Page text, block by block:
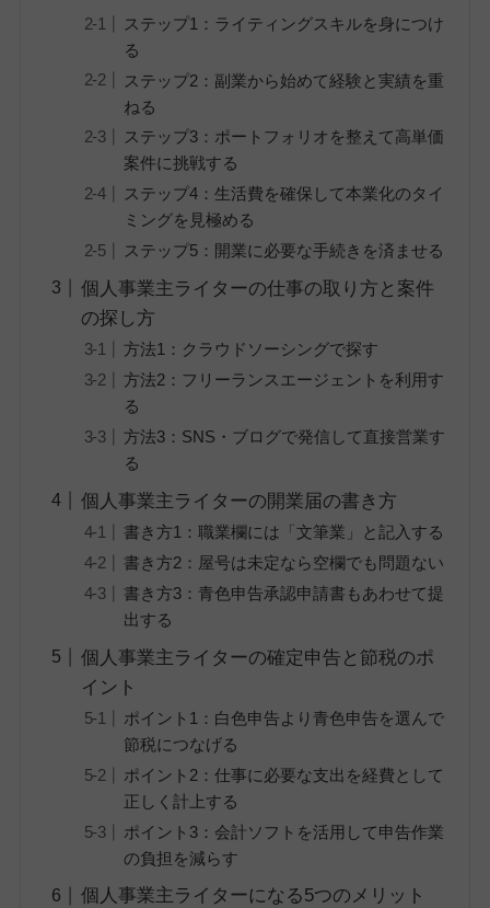
ステップ1：ライティングスキルを身につけ
る
ステップ2：副業から始めて経験と実績を重
ねる
ステップ3：ポートフォリオを整えて高単価
案件に挑戦する
ステップ4：生活費を確保して本業化のタイ
ミングを見極める
ステップ5：開業に必要な手続きを済ませる
個人事業主ライターの仕事の取り方と案件
の探し方
方法1：クラウドソーシングで探す
方法2：フリーランスエージェントを利用す
る
方法3：SNS・ブログで発信して直接営業す
る
個人事業主ライターの開業届の書き方
書き方1：職業欄には「文筆業」と記入する
書き方2：屋号は未定なら空欄でも問題ない
書き方3：青色申告承認申請書もあわせて提
出する
個人事業主ライターの確定申告と節税のポ
イント
ポイント1：白色申告より青色申告を選んで
節税につなげる
ポイント2：仕事に必要な支出を経費として
正しく計上する
ポイント3：会計ソフトを活用して申告作業
の負担を減らす
個人事業主ライターになる5つのメリット